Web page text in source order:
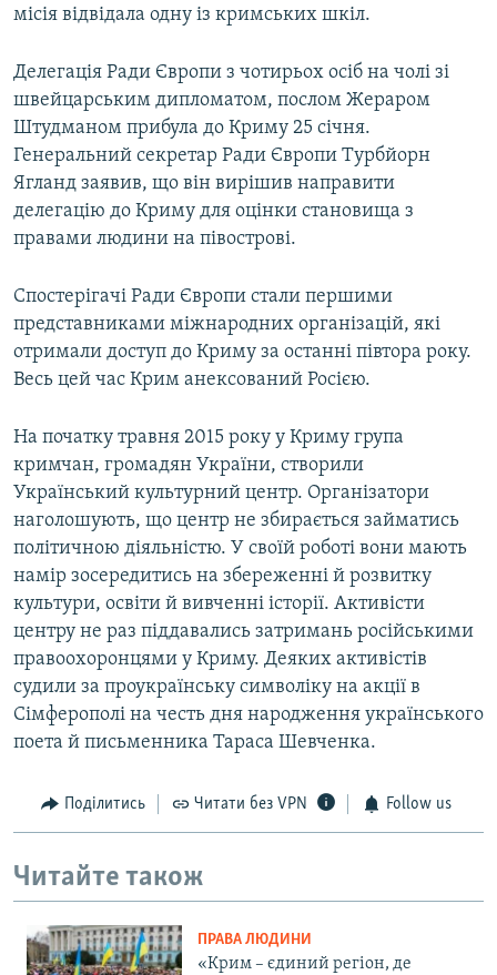
місія відвідала одну із кримських шкіл.
Делегація Ради Європи з чотирьох осіб на чолі зі
швейцарським дипломатом, послом Жераром
Штудманом прибула до Криму 25 січня.
Генеральний секретар Ради Європи Турбйорн
Ягланд заявив, що він вирішив направити
делегацію до Криму для оцінки становища з
правами людини на півострові.
Спостерігачі Ради Європи стали першими
представниками міжнародних організацій, які
отримали доступ до Криму за останні півтора року.
Весь цей час Крим анексований Росією.
На початку травня 2015 року у Криму група
кримчан, громадян України, створили
Український культурний центр. Організатори
наголошують, що центр не збирається займатись
політичною діяльністю. У своїй роботі вони мають
намір зосередитись на збереженні й розвитку
культури, освіти й вивченні історії. Активісти
центру не раз піддавались затримань російськими
правоохоронцями у Криму. Деяких активістів
судили за проукраїнську символіку на акції в
Сімферополі на честь дня народження українського
поета й письменника Тараса Шевченка.
Поділитись Читати без VPN Follow us
Читайте також
ПРАВА ЛЮДИНИ
«Крим – єдиний регіон, де